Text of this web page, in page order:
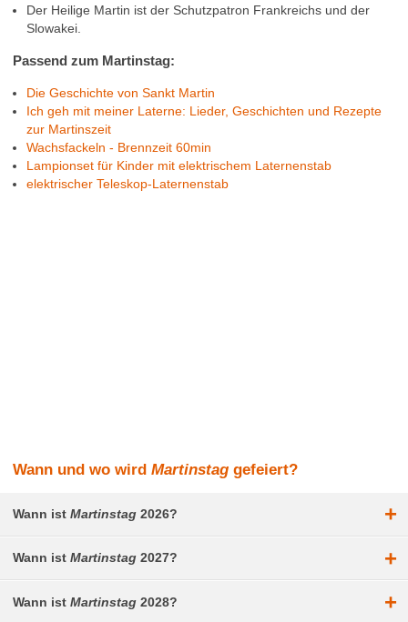
Der Heilige Martin ist der Schutzpatron Frankreichs und der
Slowakei.
Passend zum Martinstag:
Die Geschichte von Sankt Martin
Ich geh mit meiner Laterne: Lieder, Geschichten und Rezepte
zur Martinszeit
Wachsfackeln - Brennzeit 60min
Lampionset für Kinder mit elektrischem Laternenstab
elektrischer Teleskop-Laternenstab
Wann und wo wirdMartinstag gefeiert?
Wann istMartinstag 2026? +
Wann istMartinstag 2027? +
Wann istMartinstag 2028? +